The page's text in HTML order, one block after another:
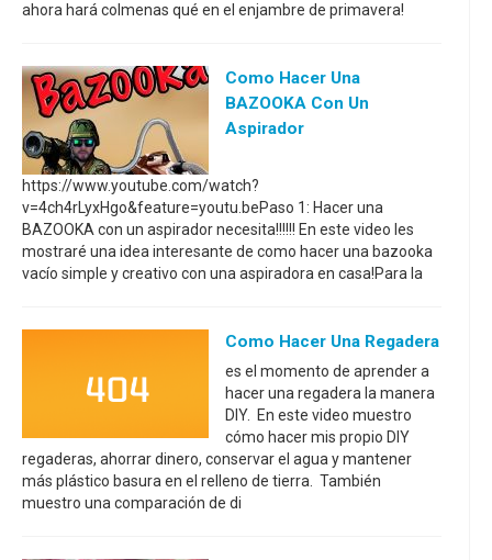
ahora hará colmenas qué en el enjambre de primavera!
Como Hacer Una
BAZOOKA Con Un
Aspirador
https://www.youtube.com/watch?
v=4ch4rLyxHgo&feature=youtu.bePaso 1: Hacer una
BAZOOKA con un aspirador necesita!!!!!! En este video les
mostraré una idea interesante de como hacer una bazooka
vacío simple y creativo con una aspiradora en casa!Para la
Como Hacer Una Regadera
es el momento de aprender a
hacer una regadera la manera
DIY. En este video muestro
cómo hacer mis propio DIY
regaderas, ahorrar dinero, conservar el agua y mantener
más plástico basura en el relleno de tierra. También
muestro una comparación de di